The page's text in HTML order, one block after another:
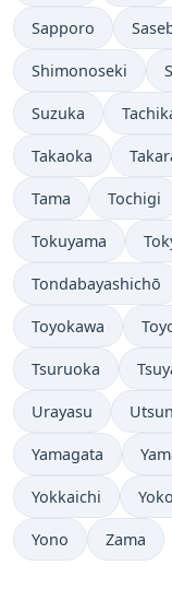
Sapporo
Shimonoseki
Suzuka
Takaoka
Tama Tochigi
Tokuyama
Tondabayashichō
Toyokawa
Tsuruoka
Urayasu
Yamagata
Yokkaichi
Yono Zama